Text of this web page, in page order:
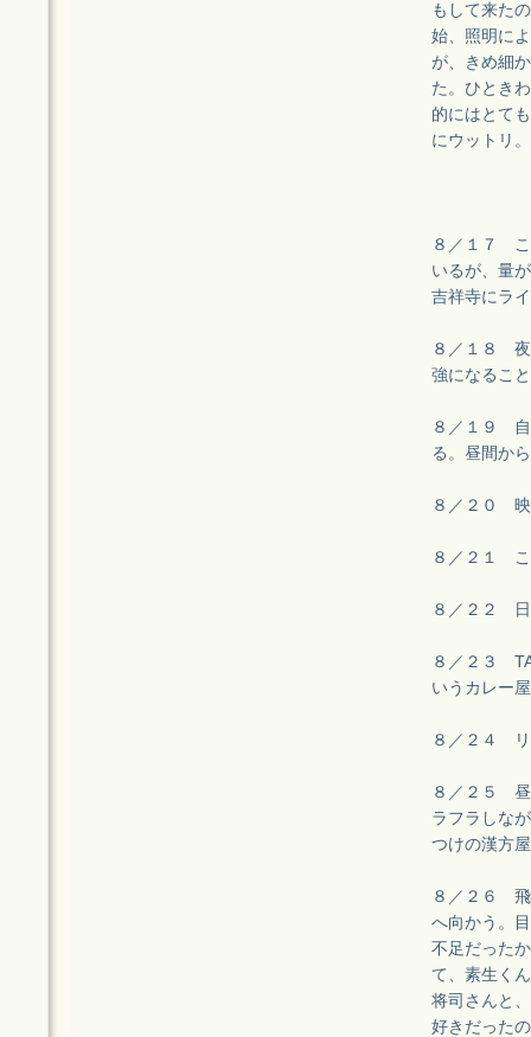
もして来た
始、照明に
が、きめ細
た。ひとき
的にはとて
にウットリ
８／１７ こ
いるが、量
吉祥寺にラ
８／１８ 夜
強になるこ
８／１９ 自
る。昼間か
８／２０ 映
８／２１
８／２２ 日
８／２３
いうカレー
８／２４ リ
８／２５ 昼
ラフラしな
つけの漢方
８／２６ 飛
へ向かう。
不足だった
て、素生く
将司さんと
好きだった